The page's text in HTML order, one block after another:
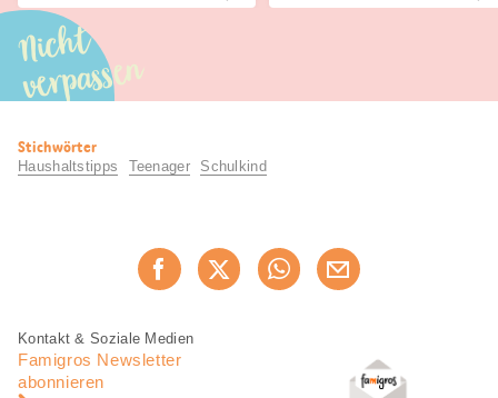
Nicht
verpassen
Nützliche
Informationen
Stichwörter
Haushaltstipps Teenager Schulkind
Jetzt weiterempfehlen
Fusszeile
Fusszeile
Navigation
Kontakt & Soziale Medien
Famigros Newsletter
abonnieren